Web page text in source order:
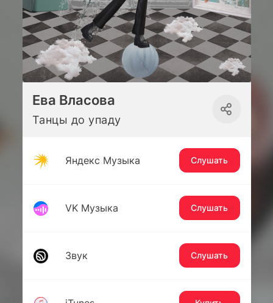
Ева Власова
Танцы до упаду
Яндекс Музыка Слушать
VK Музыка Слушать
Звук Слушать